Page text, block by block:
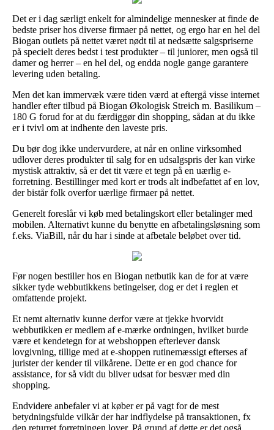
Det er i dag særligt enkelt for almindelige mennesker at finde de
bedste priser hos diverse firmaer på nettet, og ergo har en hel del
Biogan outlets på nettet været nødt til at nedsætte salgspriserne
på specielt deres bedst i test produkter – til juniorer, men også til
damer og herrer – en hel del, og endda nogle gange garantere
levering uden betaling.
Men det kan immervæk være tiden værd at eftergå visse internet
handler efter tilbud på Biogan Økologisk Streich m. Basilikum –
180 G forud for at du færdiggør din shopping, sådan at du ikke
er i tvivl om at indhente den laveste pris.
Du bør dog ikke undervurdere, at når en online virksomhed
udlover deres produkter til salg for en udsalgspris der kan virke
mystisk attraktiv, så er det tit være et tegn på en uærlig e-
forretning. Bestillinger med kort er trods alt indbefattet af en lov,
der bistår folk overfor uærlige firmaer på nettet.
Generelt foreslår vi køb med betalingskort eller betalinger med
mobilen. Alternativt kunne du benytte en afbetalingsløsning som
f.eks. ViaBill, når du har i sinde at afbetale beløbet over tid.
Før nogen bestiller hos en Biogan netbutik kan de for at være
sikker tyde webbutikkens betingelser, dog er det i reglen et
omfattende projekt.
Et nemt alternativ kunne derfor være at tjekke hvorvidt
webbutikken er medlem af e-mærke ordningen, hvilket burde
være et kendetegn for at webshoppen efterlever dansk
lovgivning, tillige med at e-shoppen rutinemæssigt efterses af
jurister der kender til vilkårene. Dette er en god chance for
assistance, for så vidt du bliver udsat for besvær med din
shopping.
Endvidere anbefaler vi at køber er på vagt for de mest
betydningsfulde vilkår der har indflydelse på transaktionen, fx
den returret forretningen lover. På grund af dette er det også